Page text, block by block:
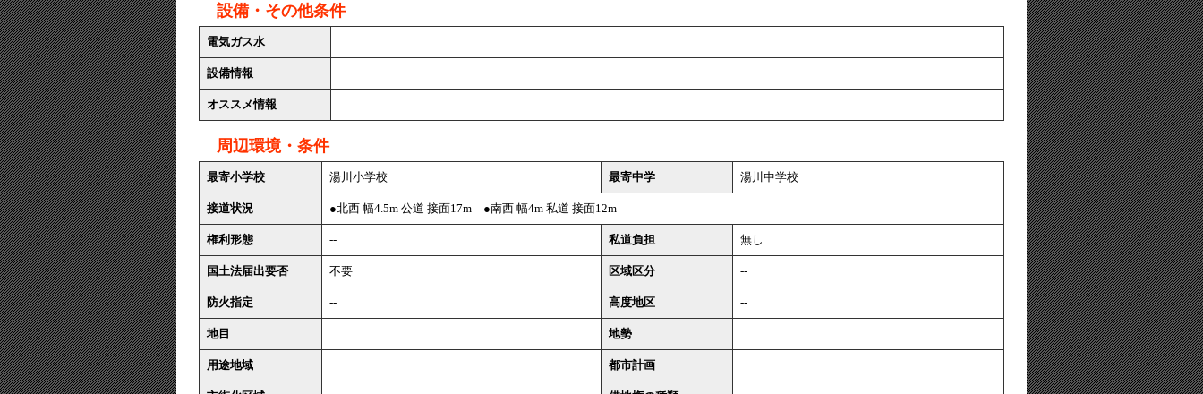
設備・その他条件
電気ガス水
設備情報
オススメ情報
周辺環境・条件
最寄小学校 湯川小学校 最寄中学 湯川中学校
接道状況 ●北西 幅4.5m 公道 接面17m ●南西 幅4m 私道 接面12m
権利形態 -- 私道負担 無し
国土法届出要否 不要 区域区分 --
防火指定 -- 高度地区 --
地目 地勢
用途地域 都市計画